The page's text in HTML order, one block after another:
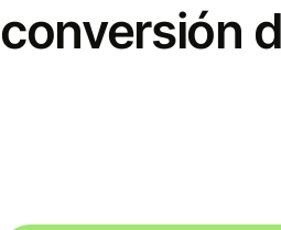
conversión